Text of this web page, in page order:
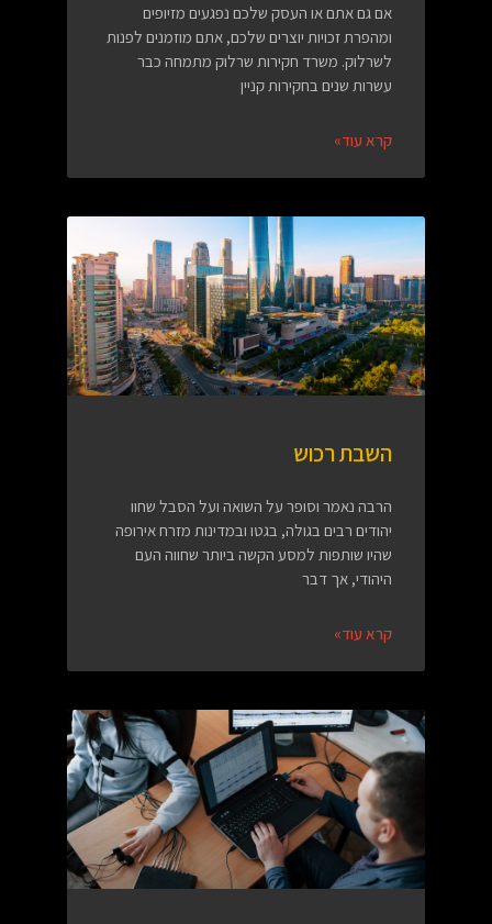
אם גם אתם או העסק שלכם נפגעים מזיופים
ומהפרת זכויות יוצרים שלכם, אתם מוזמנים לפנות
לשרלוק. משרד חקירות שרלוק מתמחה כבר
עשרות שנים בחקירות קניין
קרא עוד»
השבת רכוש
הרבה נאמר וסופר על השואה ועל הסבל שחוו
יהודים רבים בגולה, בגטו ובמדינות מזרח אירופה
שהיו שותפות למסע הקשה ביותר שחווה העם
היהודי, אך דבר
קרא עוד»